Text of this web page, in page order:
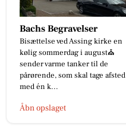
Bachs Begravelser
Bisættelse ved Assing kirke en
kølig sommerdag i august⛪️
sender varme tanker til de
pårørende, som skal tage afsted
med én k...
Åbn opslaget